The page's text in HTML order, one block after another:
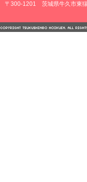
〒300-1201 茨城県牛久市東